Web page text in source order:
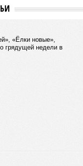
на первом
бедствий,
человек, число
4 миллиона.
Так, в сентябре
дамбы на реке
Китай, так
и потоп просто не
деревни и
или
без крова,
стихийных